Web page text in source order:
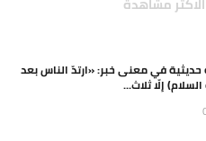
الاكثر مشاهدة
حديثية في معنى خبر: «ارتدّ الناس بعد
إلّا ثلاث...